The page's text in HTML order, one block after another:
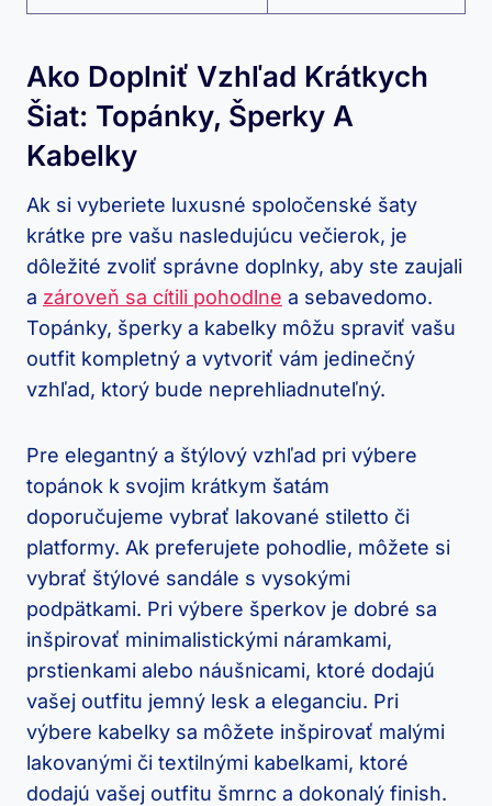
Ako Doplniť Vzhľad Krátkych
Šiat: Topánky, Šperky A
Kabelky
Ak si vyberiete luxusné spoločenské šaty
krátke pre vašu nasledujúcu večierok, je
dôležité zvoliť správne doplnky, aby ste zaujali
a zároveň sa cítili pohodlne a sebavedomo.
Topánky, šperky a kabelky môžu spraviť vašu
outfit kompletný a vytvoriť vám jedinečný
vzhľad, ktorý bude neprehliadnuteľný.
Pre elegantný a štýlový vzhľad pri výbere
topánok k svojim krátkym šatám
doporučujeme vybrať lakované stiletto či
platformy. Ak preferujete pohodlie, môžete si
vybrať štýlové sandále s vysokými
podpätkami. Pri výbere šperkov je dobré sa
inšpirovať minimalistickými náramkami,
prstienkami alebo náušnicami, ktoré dodajú
vašej outfitu jemný lesk a eleganciu. Pri
výbere kabelky sa môžete inšpirovať malými
lakovanými či textilnými kabelkami, ktoré
dodajú vašej outfitu šmrnc a dokonalý finish.